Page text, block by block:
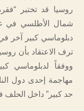
روسيا قد تختبر
شمال الأطلسي في
دبلوماسي كبير آخر
ترف الاعتقاد بأن
ووفقاً لدبلوماسي
حد كبير” داخل الحلف